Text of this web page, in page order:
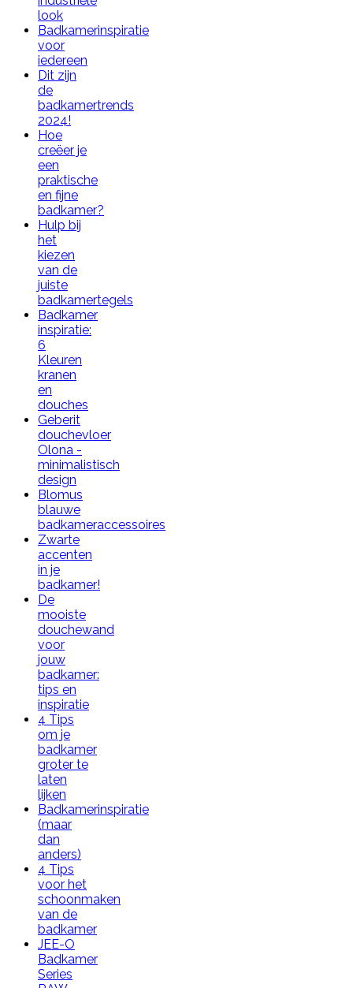
look
Badkamerinspiratie
voor
iedereen
Dit zijn
de
badkamertrends
2024!
Hoe
creëer je
een
praktische
en fijne
badkamer?
Hulp bij
het
kiezen
van de
juiste
badkamertegels
Badkamer
inspiratie:
6
Kleuren
kranen
en
douches
Geberit
douchevloer
Olona -
minimalistisch
design
Blomus
blauwe
badkameraccessoires
Zwarte
accenten
in je
badkamer!
De
mooiste
douchewand
voor
jouw
badkamer:
tips en
inspiratie
4 Tips
om je
badkamer
groter te
laten
lijken
Badkamerinspiratie
(maar
dan
anders)
4 Tips
voor het
schoonmaken
van de
badkamer
JEE-O
Badkamer
Series